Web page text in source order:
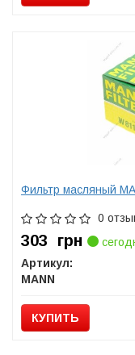
Фильтр масляный
0
303 грн
Артикул:
MANN
КУПИТЬ